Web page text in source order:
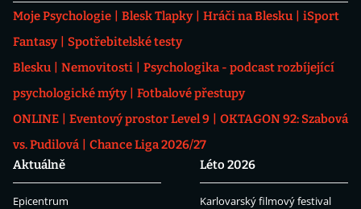
Moje Psychologie Blesk Tlapky Hráči na Blesku
iSport
Fantasy
Spotřebitelské testy
Blesku
Nemovitosti
Psychologika - podcast rozbíjející
psychologické mýty
Fotbalové přestupy
ONLINE
Eventový prostor Level 9
OKTAGON 92: Szabová
vs. Pudilová
Chance Liga 2026/27
Aktuálně
Epicentrum
Léto 2026
Karlovarský filmový festival